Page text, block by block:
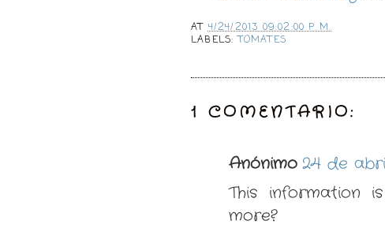
AT4/24/2013 09:02:00 P. M.
LABELS:TOMATES
1 COMENTARIO:
Anónimo 24 de
This information
more?